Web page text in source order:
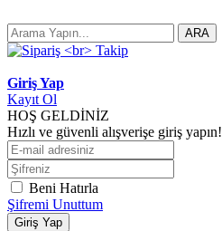
ARA
Giriş Yap
Kayıt Ol
HOŞ GELDİNİZ
Hızlı ve güvenli alışverişe giriş yapın!
Beni Hatırla
Şifremi Unuttum
Giriş Yap